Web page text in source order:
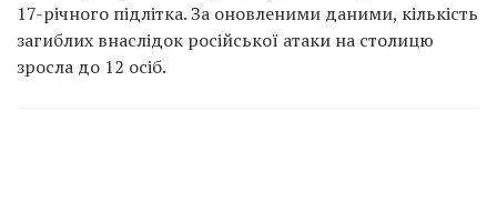
17-річного підлітка. За оновленими даними, кількість
загиблих внаслідок російської атаки на столицю
зросла до 12 осіб.